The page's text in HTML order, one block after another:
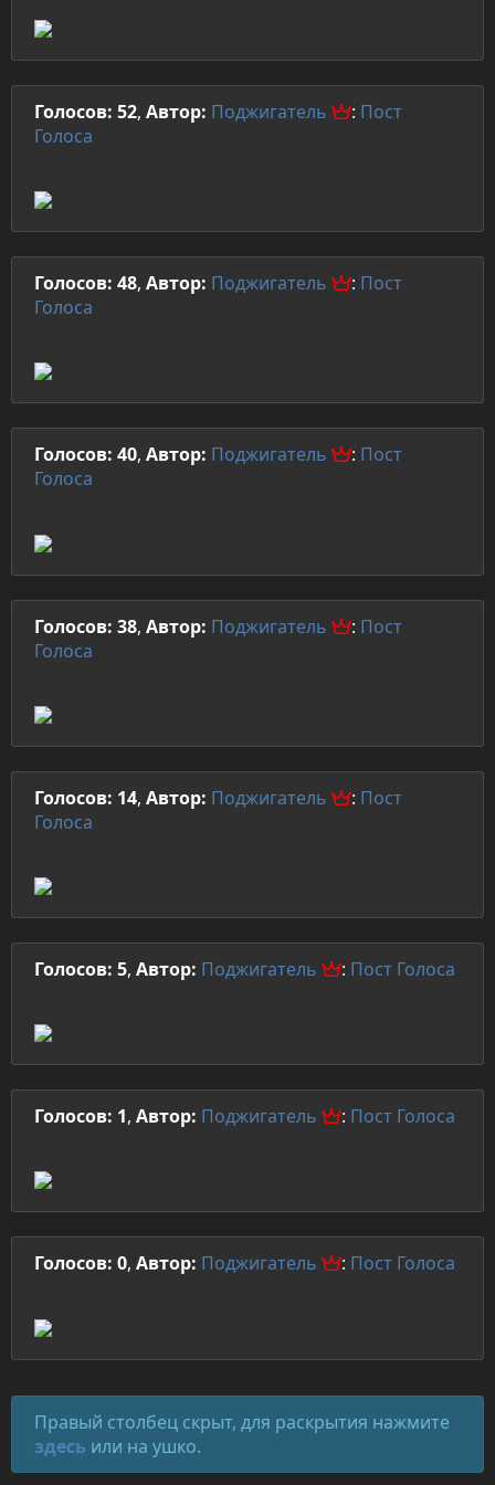
Голосов: 52, Автор: Поджигатель : Пост
Голоса
Голосов: 48, Автор: Поджигатель : Пост
Голоса
Голосов: 40, Автор: Поджигатель : Пост
Голоса
Голосов: 38, Автор: Поджигатель : Пост
Голоса
Голосов: 14, Автор: Поджигатель : Пост
Голоса
Голосов: 5, Автор: Поджигатель : Пост Голоса
Голосов: 1, Автор: Поджигатель : Пост Голоса
Голосов: 0, Автор: Поджигатель : Пост Голоса
Правый столбец скрыт, для раскрытия нажмите
здесь или на ушко.